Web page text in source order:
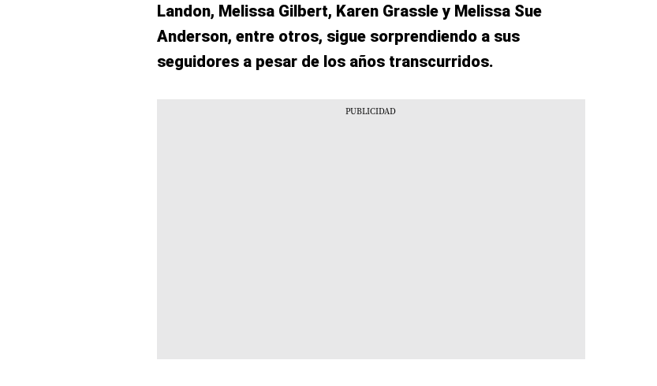
Landon, Melissa Gilbert, Karen Grassle y Melissa Sue
Anderson, entre otros, sigue sorprendiendo a sus
seguidores a pesar de los años transcurridos.